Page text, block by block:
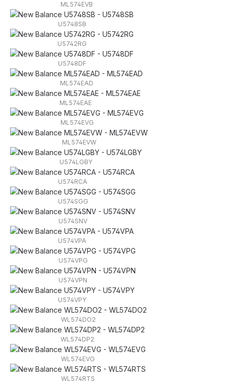
ML574EVB
U5748SB
U5742RG
U5748DF
ML574EAD
ML574EAE
ML574EVG
ML574EVW
U574LGBY
U574RCA
U574SGG
U574SNV
U574VPA
U574VPG
U574VPN
U574VPY
WL574DO2
WL574DP2
WL574EVG
WL574RTS